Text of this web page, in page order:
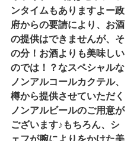
ンタイムもありますよー政
府からの要請により、お酒
の提供はできませんが、そ
の分！お酒よりも美味しい
のでは！？なスペシャルな
ノンアルコールカクテル、
樽から提供させていただく
ノンアルビールのご用意が
ございます♪もちろん、シ